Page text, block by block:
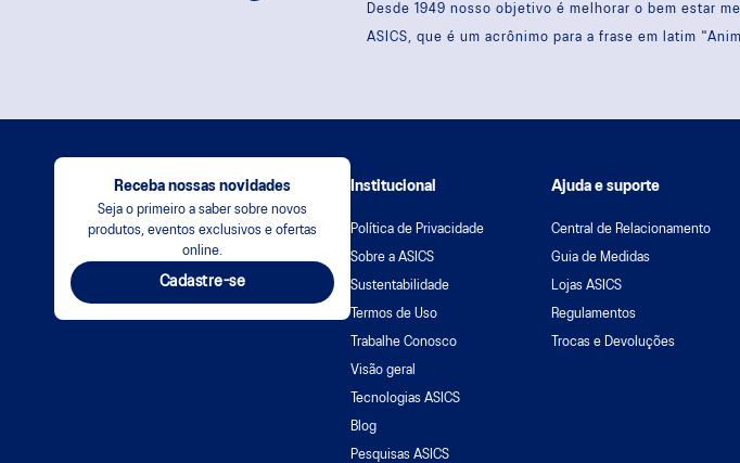
Desde 1949 nosso objetivo é melhorar o bem estar
ASICS, que é um acrônimo para a frase em latim
Receba nossas novidades
Seja o primeiro a saber sobre novos
produtos, eventos exclusivos e ofertas
online.
Cadastre-se
Institucional
Política de Privacidade
Sobre a ASICS
Sustentabilidade
Termos de Uso
Trabalhe Conosco
Visão geral
Tecnologias ASICS
Blog
Pesquisas ASICS
Ajuda e suporte
Central de Relacionamento
Guia de Medidas
Lojas ASICS
Regulamentos
Trocas e Devoluções